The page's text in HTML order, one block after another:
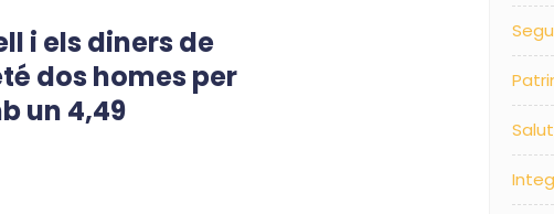
i els diners de
dos homes per
un 4,49